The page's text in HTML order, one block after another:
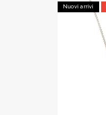
Nuovi arrivi